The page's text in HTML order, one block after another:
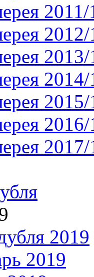
2011/
2019
2019